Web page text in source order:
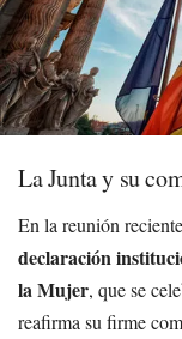
La Junta y su
En la reunión
declaración
la Mujer, que se
reafirma su firme